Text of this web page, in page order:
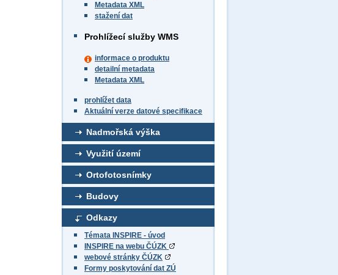
Metadata XML
stažení dat
Prohlížecí služby WMS
informace o produktu
detailní metadata
Metadata XML
prohlížet data
Aktuální verze datové specifikace
Nadmořská výška
Využití území
Ortofotosnímky
Budovy
Odkazy
Témata INSPIRE - úvod
INSPIRE na webu ČÚZK
webové stránky ČÚZK
Formy poskytování dat ZÚ